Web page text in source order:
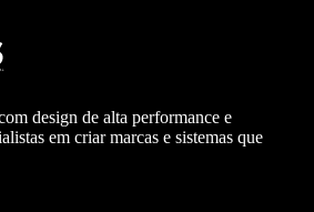
design de alta performance e
em criar marcas e sistemas que